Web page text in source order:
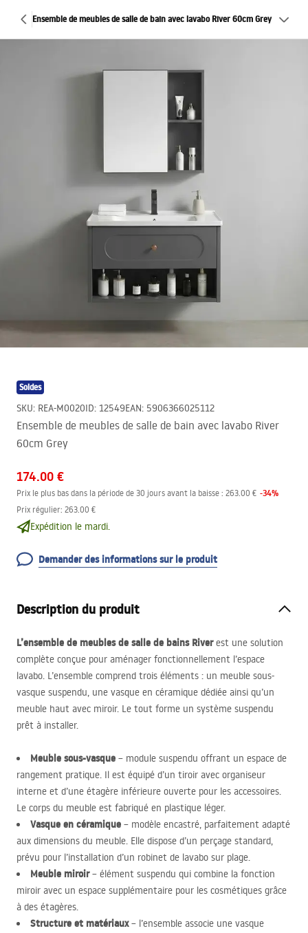
Ensemble de meubles de salle de bain avec lavabo River 60cm Grey
Soldes
SKU: REA-M0020ID: 12549EAN: 5906366025112
Ensemble de meubles de salle de bain avec lavabo River
60cm Grey
174.00 €
Prix le plus bas dans la période de 30 jours avant la baisse : 263.00 € -34%
Prix régulier: 263.00 €
Expédition le mardi.
Demander des informations sur le produit
Description du produit
L’ensemble de meubles de salle de bains Riverest une solution
complète conçue pour aménager fonctionnellement l’espace
lavabo. L’ensemble comprend trois éléments : un meuble sous-
vasque suspendu, une vasque en céramique dédiée ainsi qu’un
meuble haut avec miroir. Le tout forme un système suspendu
prêt à installer.
Meuble sous-vasque – module suspendu offrant un espace de
rangement pratique. Il est équipé d’un tiroir avec organiseur
interne et d’une étagère inférieure ouverte pour les accessoires.
Le corps du meuble est fabriqué en plastique léger.
Vasque en céramique – modèle encastré, parfaitement adapté
aux dimensions du meuble. Elle dispose d’un perçage standard,
prévu pour l’installation d’un robinet de lavabo sur plage.
Meuble miroir– élément suspendu qui combine la fonction
miroir avec un espace supplémentaire pour les cosmétiques grâce
à des étagères.
Structure et matériaux– l’ensemble associe une vasque